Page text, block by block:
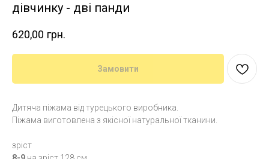
дівчинку - дві панди
620,00 грн.
Замовити
Дитяча піжама від турецького виробника.
Піжама виготовлена з якісної натуральної тканини.
зріст